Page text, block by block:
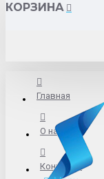
КОРЗИНА
Главная
О нас
Контакты